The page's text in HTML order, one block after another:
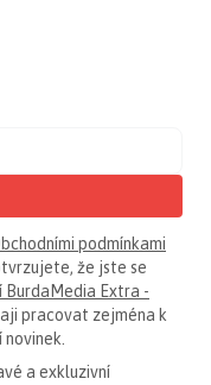
podmínkami
že jste se
BurdaMedia Extra -
pracovat zejména k
novinek.
a exkluzivní